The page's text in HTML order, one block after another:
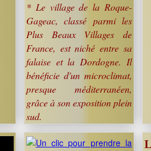
* Le village de la Roque-
Gageac, classé parmi les
Plus Beaux Villages de
France, est niché entre sa
falaise et la Dordogne. Il
bénéficie d'un microclimat,
presque méditerranéen,
grâce à son exposition plein
sud.